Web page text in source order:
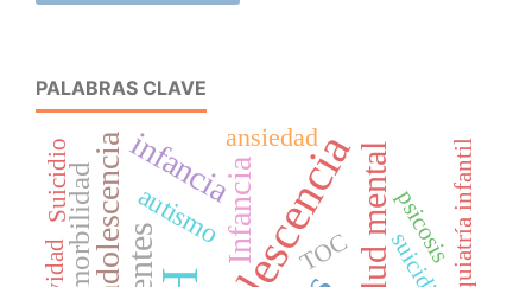
PALABRAS CLAVE
salud mental
Infancia
adolescenciainfancia
comorbilidad autismo
ansiedad
TOC psicosis
suicidiopsiquiatría infantil
Suicidio